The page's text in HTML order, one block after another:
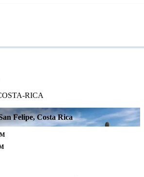
RICA
Felipe, Costa Rica